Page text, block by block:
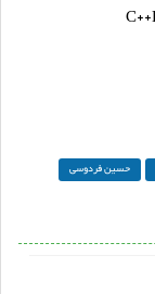
حسین فردوسی